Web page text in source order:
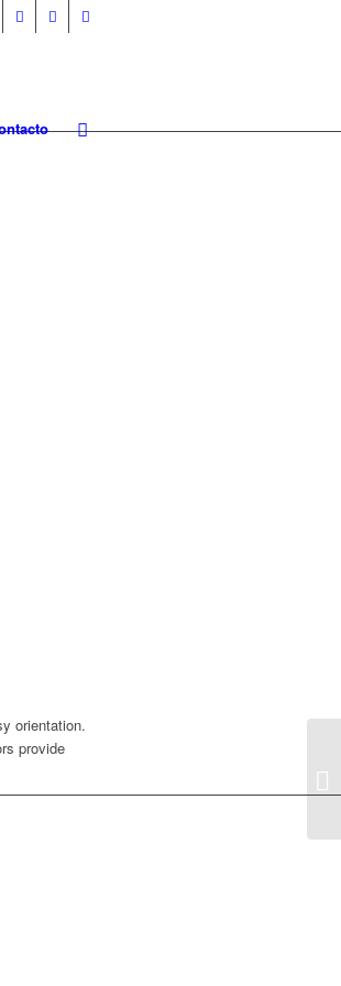
orientation.
provide